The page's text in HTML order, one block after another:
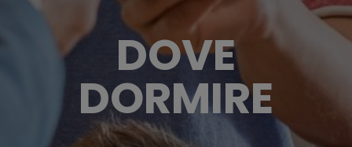
DOVE
DORMIRE